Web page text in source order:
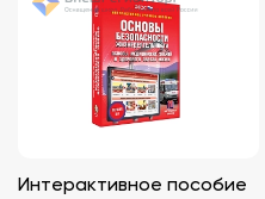
Интерактивное пособие